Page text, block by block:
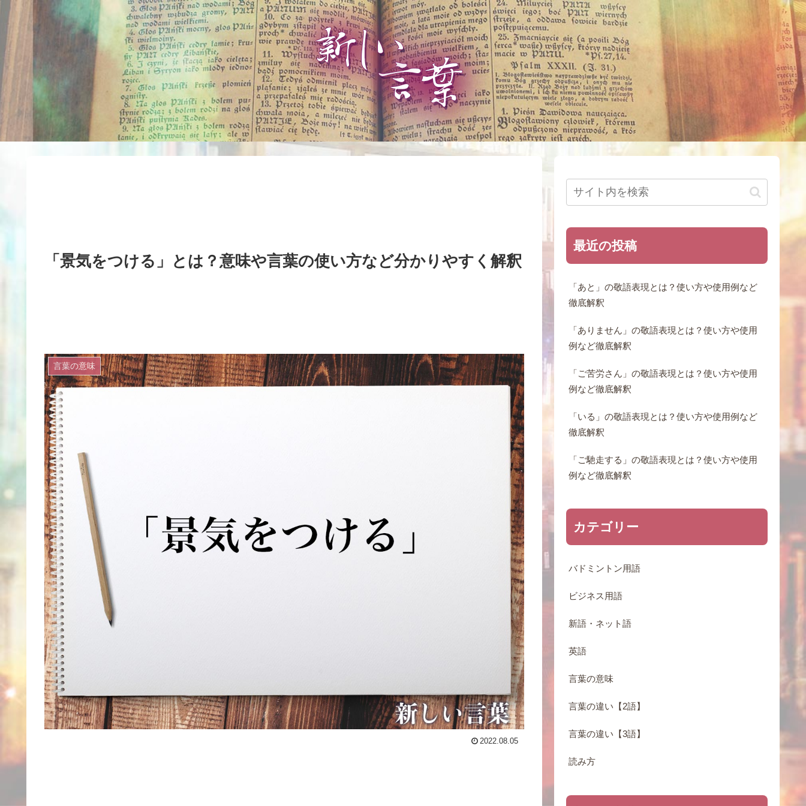
「景気をつける」とは？意味や言葉の使い方など分かりやすく解釈
言葉の意味
2022.08.05
最近の投稿
「あと」の敬語表現とは？使い方や使用例など
徹底解釈
「ありません」の敬語表現とは？使い方や使用
例など徹底解釈
「ご苦労さん」の敬語表現とは？使い方や使用
例など徹底解釈
「いる」の敬語表現とは？使い方や使用例など
徹底解釈
「ご馳走する」の敬語表現とは？使い方や使用
例など徹底解釈
カテゴリー
バドミントン用語
ビジネス用語
新語・ネット語
英語
言葉の意味
言葉の違い【2語】
言葉の違い【3語】
読み方